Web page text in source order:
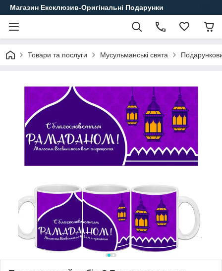
Магазин Ексклюзив-Оригінальні Подарунки
Товари та послуги Мусульманські свята